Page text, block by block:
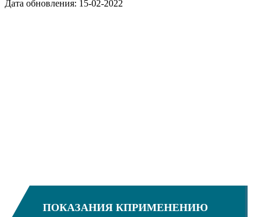
Дата обновления: 15-02-2022
ПОКАЗАНИЯ КПРИМЕНЕНИЮ